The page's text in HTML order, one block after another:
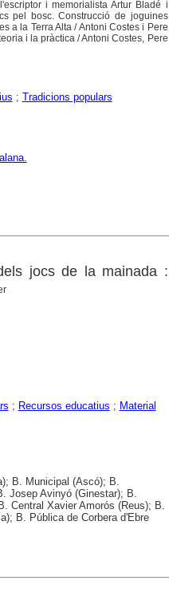
i memorialista Artur Bladé i
pel bosc. Construcció de joguines
a la Terra Alta / Antoni Costes i Pere
i la pràctica / Antoni Costes, Pere
; Tradicions populars
jocs de la mainada :
; Recursos educatius ; Material
B. Municipal (Ascó); B.
Josep Avinyó (Ginestar); B.
Central Xavier Amorós (Reus); B.
B. Pública de Corbera d'Ebre